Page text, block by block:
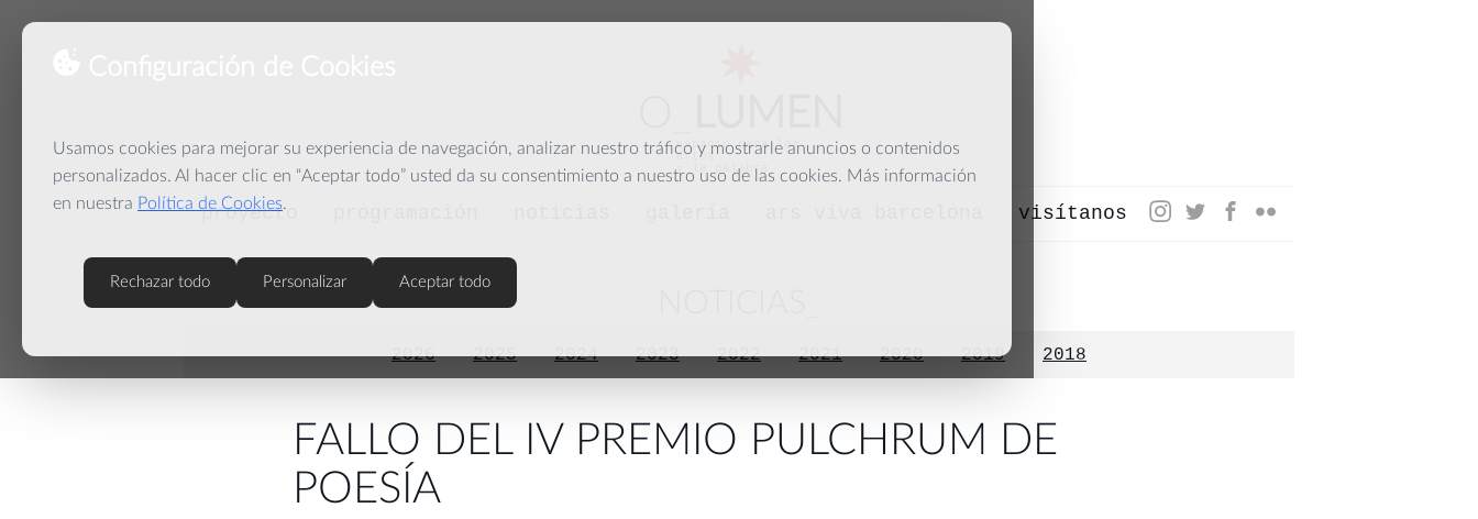
Usamos cookies para mejorar su experiencia de navegación, analizar nuestro tráfico y mostrarle anuncios o contenidos
personalizados. Al hacer clic en “Aceptar todo” usted da su consentimiento a nuestro uso de las cookies. Más información
en nuestra Política de Cookies.
Rechazar todo Personalizar Aceptar todo
espacio para las
artes
y la palabra
proyecto visítanos
2026 2025 2024 2023 2022 2021 2020 2019 2018
FALLO DEL IV PREMIO PULCHRUM DE
POESÍA